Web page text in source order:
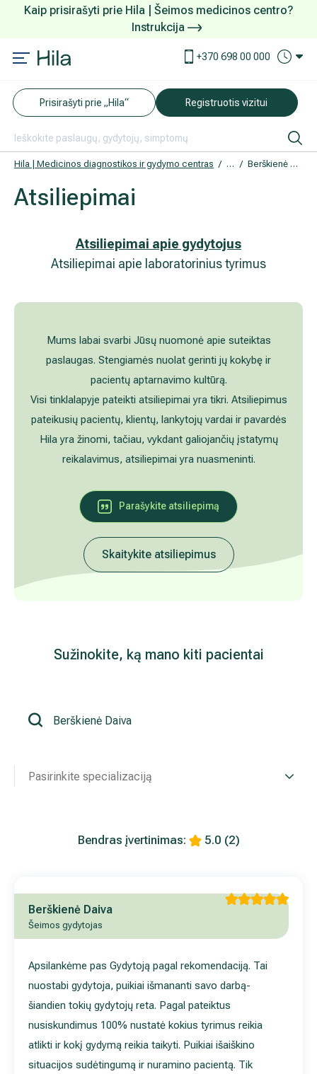
Kaip prisirašyti prie Hila | Šeimos medicinos centro?
Instrukcija
+370 698 00 000
Prisirašyti prie „Hila“ Registruotis vizitui
Hila | Medicinos diagnostikos ir gydymo centras Atsiliepimai
Berškienė Daiva
Atsiliepimai
Atsiliepimai apie gydytojus
Atsiliepimai apie laboratorinius tyrimus
Mums labai svarbi Jūsų nuomonė apie suteiktas
paslaugas. Stengiamės nuolat gerinti jų kokybę ir
pacientų aptarnavimo kultūrą.
Visi tinklalapyje pateikti atsiliepimai yra tikri. Atsiliepimus
pateikusių pacientų, klientų, lankytojų vardai ir pavardės
Hila yra žinomi, tačiau, vykdant galiojančių įstatymų
reikalavimus, atsiliepimai yra nuasmeninti.
Parašykite atsiliepimą
Skaitykite atsiliepimus
Sužinokite, ką mano kiti pacientai
Pasirinkite specializaciją
Bendras įvertinimas: 5.0 (2)
Berškienė Daiva
Šeimos gydytojas
Apsilankėme pas Gydytoją pagal rekomendaciją. Tai
nuostabi gydytoja, puikiai išmananti savo darbą-
šiandien tokių gydytojų reta. Pagal pateiktus
nusiskundimus 100% nustatė kokius tyrimus reikia
atlikti ir kokį gydymą reikia taikyti. Puikiai išaiškino
situacijos sudėtingumą ir nuramino pacientą. Tik
Paslaugos ir kainos
AKCIJOS
Tyrimai
Neurologija
Sveikatos klubo narystė
Reabilitacija ir sporto medicina
Akušerija ginekologija
Urologija
Oftalmologija (akių gydymas)
Gastroenterologija (virškinimo ligos)
Abdominalinė (pilvo) ir bendroji chirurgija
Ausų, nosies, gerklės (LOR) ligų gydymas
Išsiplėtusių kojų venų gydymas
Hila gydytojai
Kaip užsiregistruoti
Kuo pasirūpinti prieš atvykstant
Apmokėjimas ir paslaugos
Apgyvendinimas ir maitinimas
Pacientams iš užsienio
Duomenų apsauga
Vidaus tvarkos taisyklės
Nemokamos patikrinimo programos
Tyrimai ir gydymo paskyrimas – 1 diena